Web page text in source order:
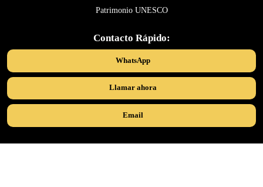
Patrimonio UNESCO
Contacto Rápido:
WhatsApp
Llamar ahora
Email